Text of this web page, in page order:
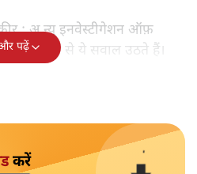
: अ न्यू इनवेस्टीगेशन ऑफ़
किताब से ये सवाल उठते हैं।
पढ़ें
करें